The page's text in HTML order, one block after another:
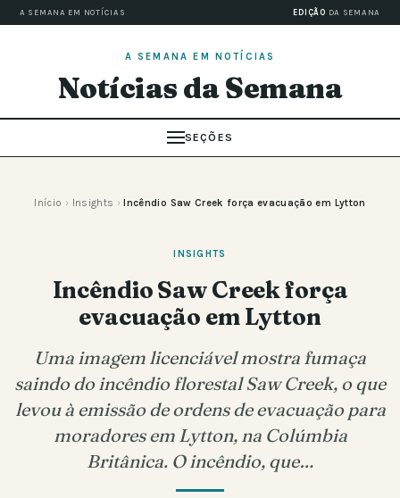
A SEMANA EM NOTÍCIAS EDIÇÃO DA SEMANA
A SEMANA EM NOTÍCIAS
Notícias da Semana
SEÇÕES
Início › Insights › Incêndio Saw Creek força evacuação em Lytton
INSIGHTS
Incêndio Saw Creek força
evacuação em Lytton
Uma imagem licenciável mostra fumaça
saindo do incêndio florestal Saw Creek, o que
levou à emissão de ordens de evacuação para
moradores em Lytton, na Colúmbia
Britânica. O incêndio, que…